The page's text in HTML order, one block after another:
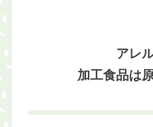
アレ
加工食品は